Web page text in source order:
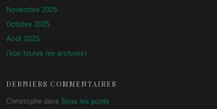
Novembre 2025
Octobre 2025
Août 2025
(Voir toutes les archives)
DERNIERS COMMENTAIRES
Christophe dans Sous les ponts